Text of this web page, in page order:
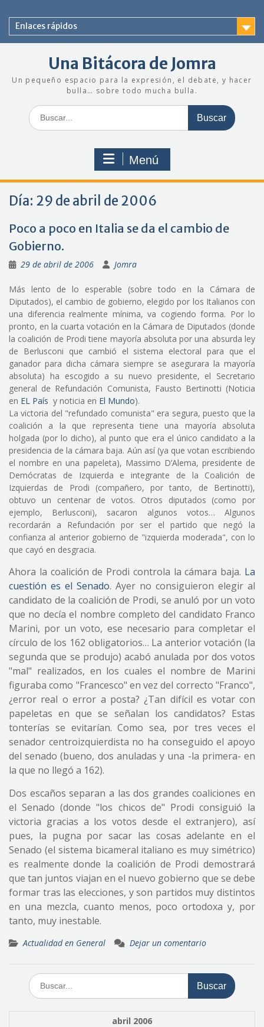
contenido
Enlaces rápidos
Una Bitácora de Jomra
Un pequeño espacio para la expresión, el debate, y hacer
bulla… sobre todo mucha bulla.
Buscar:
Menú
Día: 29 de abril de 2006
Poco a poco en Italia se da el cambio de
Gobierno.
29 de abril de 2006 Jomra
Más lento de lo esperable (sobre todo en la Cámara de
Diputados), el cambio de gobierno, elegido por los Italianos con
una diferencia realmente mínima, va cogiendo forma. Por lo
pronto, en la cuarta votación en la Cámara de Diputados (donde
la coalición de Prodi tiene mayoría absoluta por una absurda ley
de Berlusconi que cambió el sistema electoral para que el
ganador para dicha cámara siempre se asegurara la mayoría
absoluta) ha escogido a su nuevo presidente, el Secretario
general de Refundación Comunista, Fausto Bertinotti (Noticia
en EL País y noticia en El Mundo).
La victoria del "refundado comunista" era segura, puesto que la
coalición a la que representa tiene una mayoría absoluta
holgada (por lo dicho), al punto que era el único candidato a la
presidencia de la cámara baja. Aún así (ya que votan escribiendo
el nombre en una papeleta), Massimo D’Alema, presidente de
Demócratas de Izquierda e integrante de la Coalición de
Izquierdas de Prodi (compañero, por tanto, de Bertinotti),
obtuvo un centenar de votos. Otros diputados (como por
ejemplo, Berlusconi), sacaron algunos votos… Algunos
recordarán a Refundación por ser el partido que negó la
confianza al anterior gobierno de "izquierda moderada", con lo
que cayó en desgracia.
Ahora la coalición de Prodi controla la cámara baja. La
cuestión es el Senado. Ayer no consiguieron elegir al
candidato de la coalición de Prodi, se anuló por un voto
que no decía el nombre completo del candidato Franco
Marini, por un voto, ese necesario para completar el
círculo de los 162 obligatorios… La anterior votación (la
segunda que se produjo) acabó anulada por dos votos
"mal" realizados, en los cuales el nombre de Marini
figuraba como "Francesco" en vez del correcto "Franco",
¿error real o error a posta? ¿Tan difícil es votar con
papeletas en que se señalan los candidatos? Estas
tonterías se evitarían. Como sea, por tres veces el
senador centroizquierdista no ha conseguido el apoyo
del senado (bueno, dos anuladas y una -la primera- en
la que no llegó a 162).
Dos escaños separan a las dos grandes coaliciones en
el Senado (donde "los chicos de" Prodi consiguió la
victoria gracias a los votos desde el extranjero), así
pues, la pugna por sacar las cosas adelante en el
Senado (el sistema bicameral italiano es muy simétrico)
es realmente donde la coalición de Prodi demostrará
que tan juntos viajan en el nuevo gobierno que se debe
formar tras las elecciones, y son partidos muy distintos
en una mezcla, cuanto menos, poco ortodoxa y, por
tanto, muy inestable.
Actualidad en General Dejar un comentario
Buscar:
abril 2006